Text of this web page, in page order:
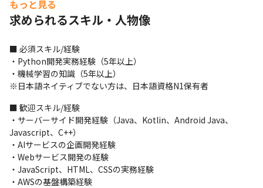
す
・先端技術の知識を習得できます
もっと見る
求められるスキル・人物像
■ 必須スキル/経験
・Python開発実務経験（5年以上）
・機械学習の知識（5年以上）
※日本語ネイティブでない方は、日本語資格N1保有者
■ 歓迎スキル/経験
・サーバーサイド開発経験（Java、Kotlin、Android Java、
Javascript、C++）
・AIサービスの企画開発経験
・Webサービス開発の経験
・JavaScript、HTML、CSSの実務経験
・AWSの基盤構築経験